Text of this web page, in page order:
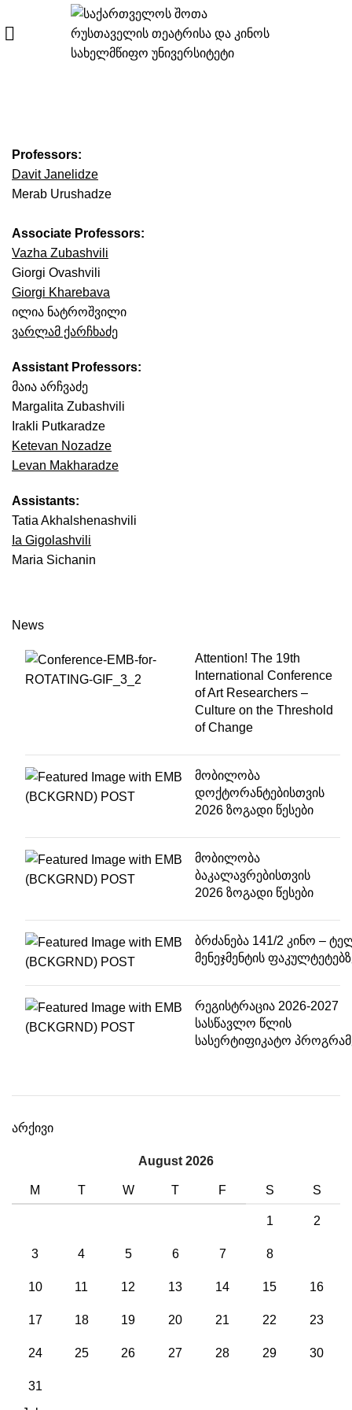
Professors:
Davit Janelidze
Merab Urushadze
Associate Professors:
Vazha Zubashvili
Giorgi Ovashvili
Giorgi Kharebava
ილია ნატროშვილი
ვარლამ ქარჩხაძე
Assistant Professors:
მაია არჩვაძე
Margalita Zubashvili
Irakli Putkaradze
Ketevan Nozadze
Levan Makharadze
Assistants:
Tatia Akhalshenashvili
Ia Gigolashvili
Maria Sichanin
News
Attention! The 19th
International Conference
of Art Researchers –
Culture on the Threshold
of Change
მობილობა
დოქტორანტებისთვის
2026 ზოგადი წესები
მობილობა
ბაკალავრებისთვის
2026 ზოგადი წესები
ბრძანება 141/2 კინო –
მენეჯმენტის
რეგისტრაცია 2026-2027
სასწავლო წლის
სასერტიფიკატო
არქივი
August 2026
M T W T F S S
1 2
3 4 5 6 7 8
10 11 12 13 14 15 16
17 18 19 20 21 22 23
24 25 26 27 28 29 30
31